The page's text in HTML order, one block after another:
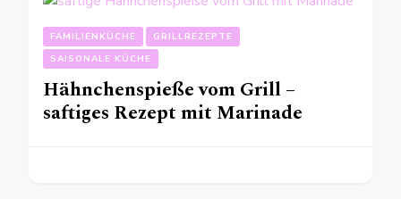
FAMILIENKÜCHE
GRILLREZEPTE
SAISONALE KÜCHE
Hähnchenspieße vom Grill –
saftiges Rezept mit Marinade